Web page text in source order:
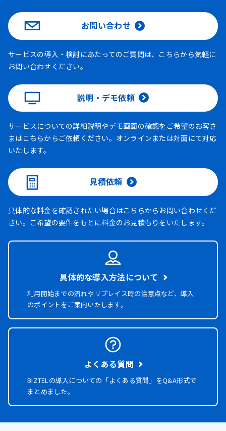
お問い合わせ
サービスの導入・検討にあたってのご質問は、こちらから気軽に
お問い合わせください。
説明・デモ依頼
サービスについての詳細説明やデモ画面の確認をご希望のお客さ
まはこちらからご依頼ください。オンラインまたは対面にて対応
いたします。
見積依頼
具体的な料金を確認されたい場合はこちらからお問い合わせくだ
さい。ご希望の要件をもとに料金のお見積もりをいたします。
具体的な導入方法について
利用開始までの流れやリプレイス時の注意点など、導入
のポイントをご案内いたします。
よくある質問
BIZTELの導入についての「よくある質問」をQ&A形式で
まとめました。